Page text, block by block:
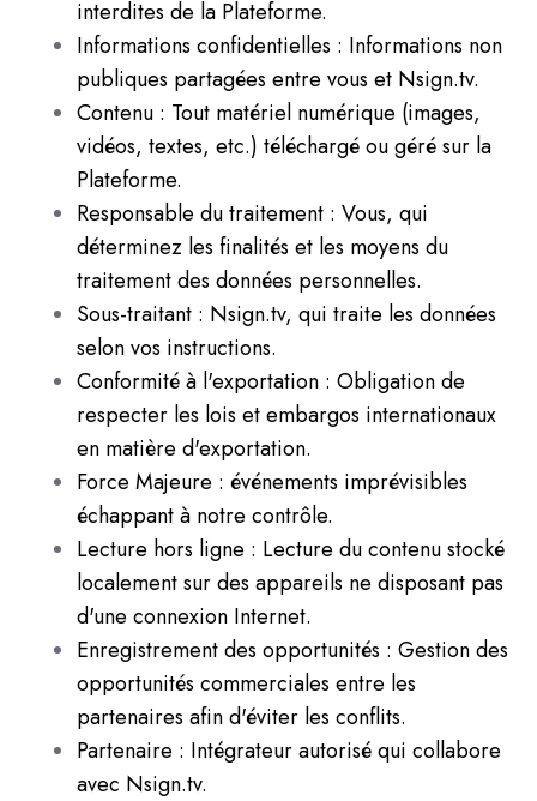
interdites de la Plateforme.
Informations confidentielles : Informations non
publiques partagées entre vous et Nsign.tv.
Contenu : Tout matériel numérique (images,
vidéos, textes, etc.) téléchargé ou géré sur la
Plateforme.
Responsable du traitement : Vous, qui
déterminez les finalités et les moyens du
traitement des données personnelles.
Sous-traitant : Nsign.tv, qui traite les données
selon vos instructions.
Conformité à l'exportation : Obligation de
respecter les lois et embargos internationaux
en matière d'exportation.
Force Majeure : événements imprévisibles
échappant à notre contrôle.
Lecture hors ligne : Lecture du contenu stocké
localement sur des appareils ne disposant pas
d'une connexion Internet.
Enregistrement des opportunités : Gestion des
opportunités commerciales entre les
partenaires afin d'éviter les conflits.
Partenaire : Intégrateur autorisé qui collabore
avec Nsign.tv.